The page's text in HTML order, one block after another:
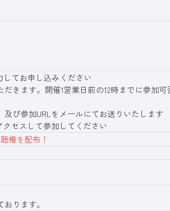
てお申し込みください
きます。開催1営業日前の12時までに参加可
び参加URLをメールにてお送りいたします
セスして参加してください
権を配布！
ります。